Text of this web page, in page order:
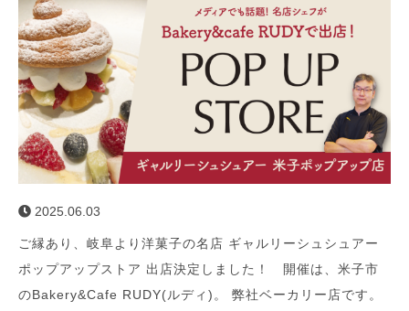
2025.06.03
ご縁あり、岐阜より洋菓子の名店 ギャルリーシュシュアー
ポップアップストア 出店決定しました！ 開催は、米子市
のBakery&Cafe RUDY(ルディ)。 弊社ベーカリー店です。